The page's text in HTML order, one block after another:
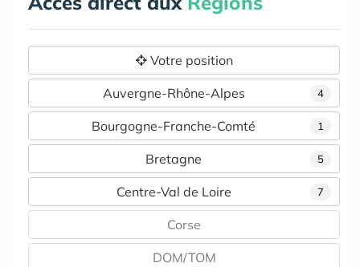
Votre position
4
Auvergne-Rhône-Alpes
1
Bourgogne-Franche-Comté
5
Bretagne
7
Centre-Val de Loire
Corse
DOM/TOM